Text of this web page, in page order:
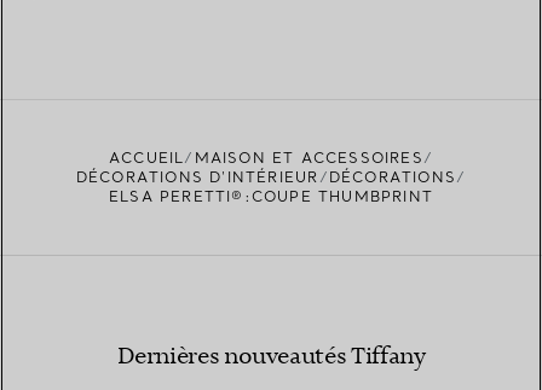
ACCUEIL
MAISON ET ACCESSOIRES
DÉCORATIONS D'INTÉRIEUR
DÉCORATIONS
ELSA PERETTI®:COUPE THUMBPRINT
Dernières nouveautés Tiffany